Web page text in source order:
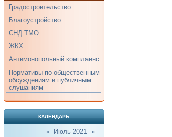
Градостроительство
Благоустройство
СНД ТМО
ЖКХ
Антимонопольный комплаенс
Нормативы по общественным
обсуждениям и публичным
слушаниям
КАЛЕНДАРЬ
« Июль 2021 »